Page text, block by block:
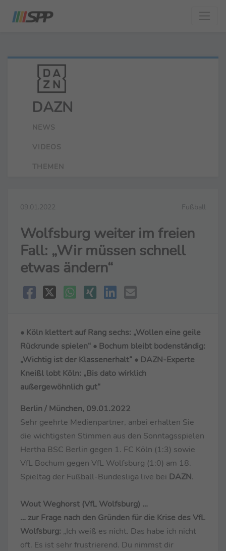
DAZN
NEWS
VIDEOS
THEMEN
09.01.2022 Fußball
Wolfsburg weiter im freien
Fall: „Wir müssen schnell
etwas ändern“
• Köln klettert auf Rang sechs: „Wollen eine geile
Rückrunde spielen“ • Bochum bleibt bodenständig:
„Wichtig ist der Klassenerhalt“ • DAZN-Experte
Kneißl lobt Köln: „Bis dato wirklich
außergewöhnlich gut“
Berlin / München, 09.01.2022
Sehr geehrte Medienpartner, anbei erhalten Sie
die wichtigsten Stimmen aus den Sonntagsspielen
Hertha BSC Berlin gegen 1. FC Köln (1:3) sowie
VfL Bochum gegen VfL Wolfsburg (1:0) am 18.
Spieltag der Fußball-Bundesliga live bei DAZN.
Wout Weghorst (VfL Wolfsburg) …
… zur Frage nach den Gründen für die Krise des VfL
Wolfsburg: „Ich weiß es nicht. Das habe ich nicht
oft. Es ist sehr frustrierend. Du nimmst dir